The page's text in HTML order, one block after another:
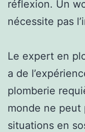
réflexion. Un
nécessite pas
Le expert en
a de
plomberie
monde ne peut
situations en